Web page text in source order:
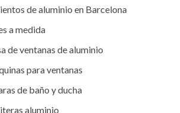
de aluminio en Barcelona
a medida
de ventanas de aluminio
para ventanas
de baño y ducha
aluminio